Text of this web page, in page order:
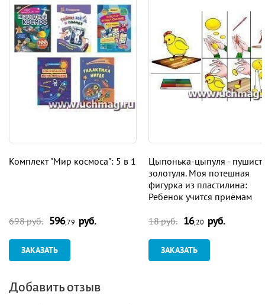
Комплект "Мир космоса": 5 в 1
698 руб. 596,79 руб.
ЗАКАЗАТЬ
Цыпонька-цыпуля -
золотуля. Моя потешная
фигурка из пластилина:
Ребенок учится приёмам
18 руб. 16,20 руб.
ЗАКАЗАТЬ
Добавить отзыв